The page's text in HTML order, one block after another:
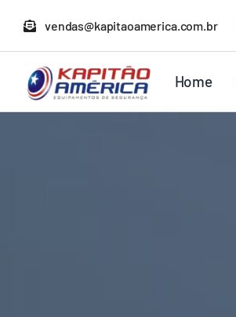
para
conteúdo
vendas@kapitaoamerica.com.br
Home